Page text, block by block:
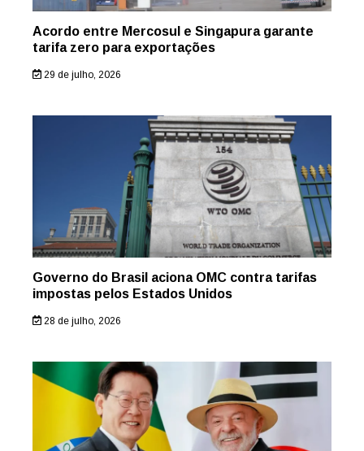
Acordo entre Mercosul e Singapura garante
tarifa zero para exportações
29 de julho, 2026
Governo do Brasil aciona OMC contra tarifas
impostas pelos Estados Unidos
28 de julho, 2026